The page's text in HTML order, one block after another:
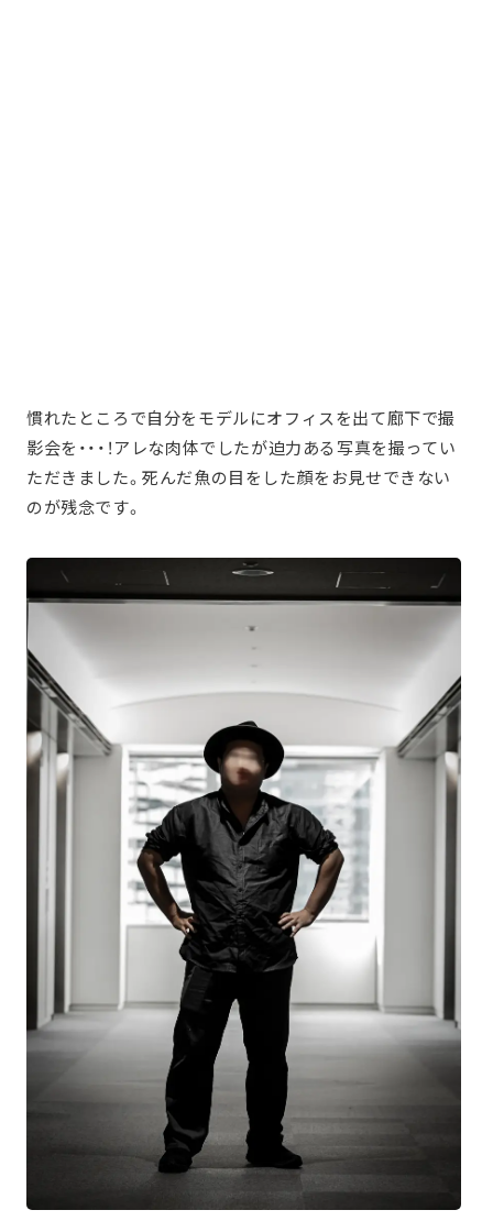
慣れたところで自分をモデルにオフィスを出て廊下で撮
影会を・・・！アレな肉体でしたが迫力ある写真を撮ってい
ただきました。死んだ魚の目をした顔をお見せできない
のが残念です。